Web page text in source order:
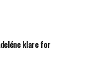
klare for